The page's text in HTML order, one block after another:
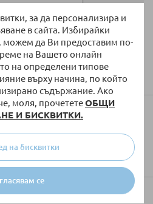
за да персонализира и
в сайта. Избирайки
можем да Ви предоставим по-
на Вашето онлайн
на определени типове
върху начина, по който
съдържание. Ако
моля, прочететеОБЩИ
И БИСКВИТКИ.
се
на бисквитки
Изпратете